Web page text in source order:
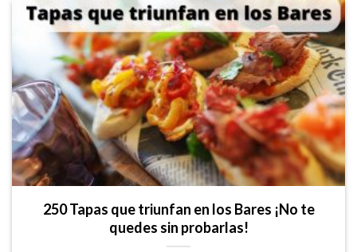
250 Tapas que triunfan en los Bares ¡No te
quedes sin probarlas!